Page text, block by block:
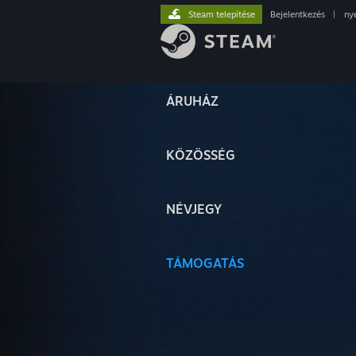
ÁRUHÁZ
KÖZÖSSÉG
NÉVJEGY
TÁMOGATÁS
Steam telepítése Bejelentkezés